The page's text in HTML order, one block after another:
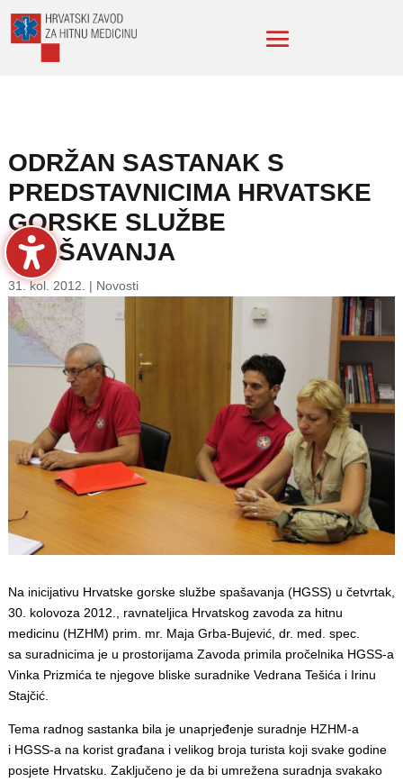
ODRŽAN SASTANAK S
PREDSTAVNICIMA HRVATSKE
GORSKE SLUŽBE
SPAŠAVANJA
31. kol. 2012. | Novosti
Na inicijativu Hrvatske gorske službe spašavanja (HGSS) u četvrtak,
30. kolovoza 2012., ravnateljica Hrvatskog zavoda za hitnu
medicinu (HZHM) prim. mr. Maja Grba-Bujević, dr. med. spec.
sa suradnicima je u prostorijama Zavoda primila pročelnika HGSS-a
Vinka Prizmića te njegove bliske suradnike Vedrana Tešića i Irinu
Stajčić.
Tema radnog sastanka bila je unaprjeđenje suradnje HZHM-a
i HGSS-a na korist građana i velikog broja turista koji svake godine
posjete Hrvatsku. Zaključeno je da bi umrežena suradnja svakako